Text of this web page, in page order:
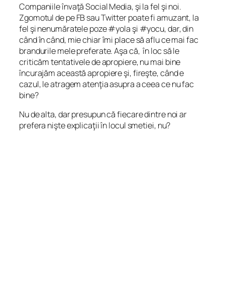
Companiile învaţă Social Media, şi la fel şi noi.
Zgomotul de pe FB sau Twitter poate fi amuzant, la
fel şi nenumăratele poze #yola şi #yocu, dar, din
când în când, mie chiar îmi place să aflu ce mai fac
brandurile mele preferate. Aşa că, în loc să le
criticăm tentativele de apropiere, nu mai bine
încurajăm această apropiere şi, fireşte, când e
cazul, le atragem atenţia asupra a ceea ce nu fac
bine?
Nu de alta, dar presupun că fiecare dintre noi ar
prefera nişte explicaţii în locul smetiei, nu?